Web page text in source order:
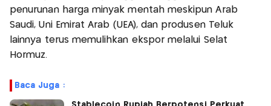
penurunan harga minyak mentah meskipun Arab
Saudi, Uni Emirat Arab (UEA), dan produsen Teluk
lainnya terus memulihkan ekspor melalui Selat
Hormuz.
Baca Juga :